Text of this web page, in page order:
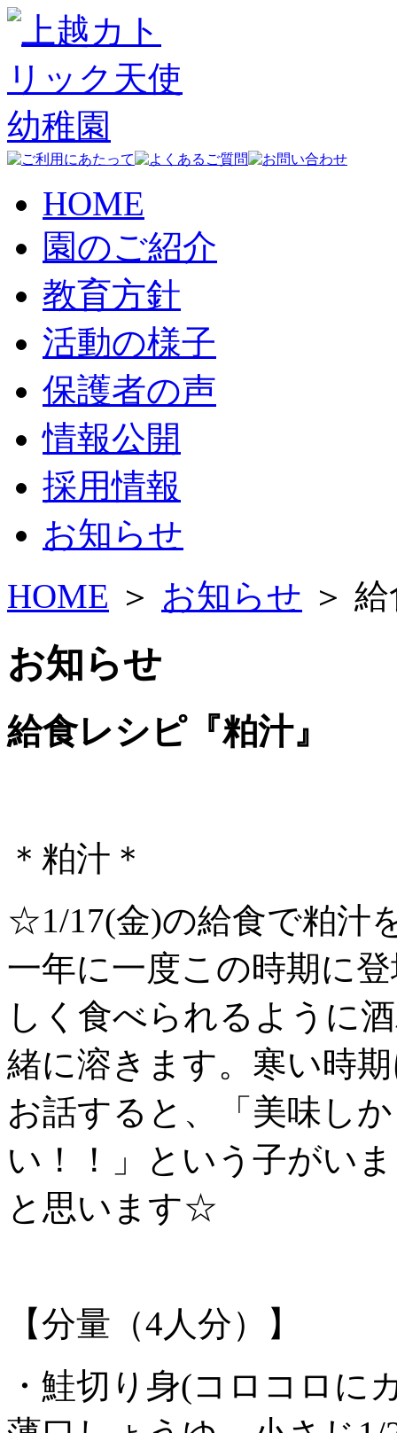
HOME
園のご紹介
教育方針
活動の様子
保護者の声
情報公開
採用情報
お知らせ
HOME ＞ お知らせ ＞
お知らせ
給食レシピ『粕汁』
＊粕汁＊
☆1/17(金)の給食で粕汁
一年に一度この時期に
しく食べられるように
緒に溶きます。寒い時
お話すると、「美味し
い！！」という子がい
と思います☆
【分量（4人分）】
・鮭切り身(コロコロ